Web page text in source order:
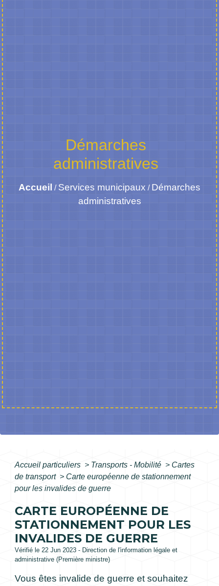
Démarches
administratives
Accueil / Services municipaux / Démarches
administratives
Accueil particuliers > Transports - Mobilité > Cartes
de transport > Carte européenne de stationnement
pour les invalides de guerre
CARTE EUROPÉENNE DE
STATIONNEMENT POUR LES
INVALIDES DE GUERRE
Vérifié le 22 Jun 2023 - Direction de l'information légale et
administrative (Première ministre)
Vous êtes invalide de guerre et souhaitez